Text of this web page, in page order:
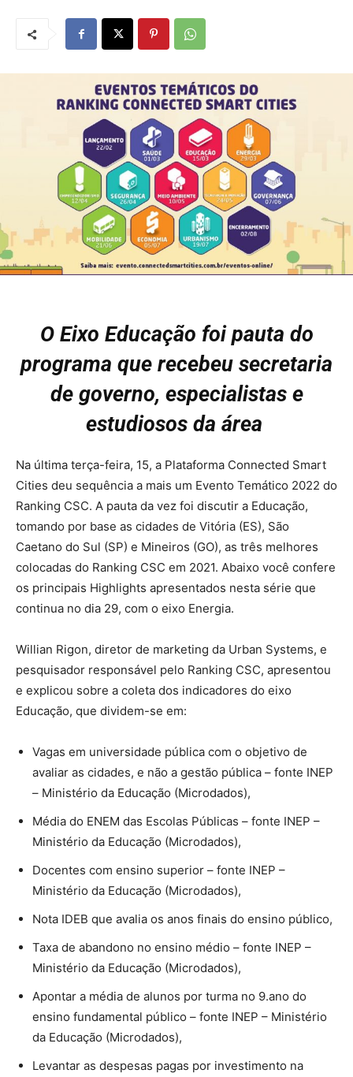
O Eixo Educação foi pauta do
programa que recebeu secretaria
de governo, especialistas e
estudiosos da área
Na última terça-feira, 15, a Plataforma Connected Smart
Cities deu sequência a mais um Evento Temático 2022 do
Ranking CSC. A pauta da vez foi discutir a Educação,
tomando por base as cidades de Vitória (ES), São
Caetano do Sul (SP) e Mineiros (GO), as três melhores
colocadas do Ranking CSC em 2021. Abaixo você confere
os principais Highlights apresentados nesta série que
continua no dia 29, com o eixo Energia.
Willian Rigon, diretor de marketing da Urban Systems, e
pesquisador responsável pelo Ranking CSC, apresentou
e explicou sobre a coleta dos indicadores do eixo
Educação, que dividem-se em:
Vagas em universidade pública com o objetivo de
avaliar as cidades, e não a gestão pública – fonte INEP
– Ministério da Educação (Microdados),
Média do ENEM das Escolas Públicas – fonte INEP –
Ministério da Educação (Microdados),
Docentes com ensino superior – fonte INEP –
Ministério da Educação (Microdados),
Nota IDEB que avalia os anos finais do ensino público,
Taxa de abandono no ensino médio – fonte INEP –
Ministério da Educação (Microdados),
Apontar a média de alunos por turma no 9.ano do
ensino fundamental público – fonte INEP – Ministério
da Educação (Microdados),
Levantar as despesas pagas por investimento na